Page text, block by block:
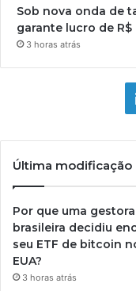
Sob nova onda de
garante lucro de
3 horas atrás
Última modificação
Por que uma gestora
brasileira decidiu
seu ETF de bitcoin
EUA?
3 horas atrás